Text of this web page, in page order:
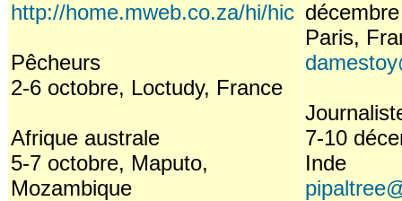
http://home.mweb.co.za/hi/hic
Pêcheurs
2-6 octobre, Loctudy, France
Afrique australe
5-7 octobre, Maputo,
Mozambique
décembre
Paris,
7-10
Inde